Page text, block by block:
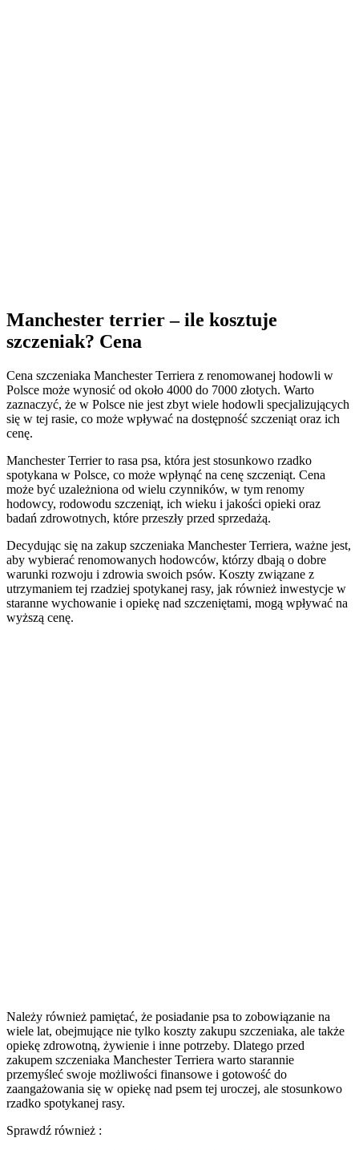
Manchester terrier – ile kosztuje
szczeniak? Cena
Cena szczeniaka Manchester Terriera z renomowanej hodowli w
Polsce może wynosić od około 4000 do 7000 złotych. Warto
zaznaczyć, że w Polsce nie jest zbyt wiele hodowli specjalizujących
się w tej rasie, co może wpływać na dostępność szczeniąt oraz ich
cenę.
Manchester Terrier to rasa psa, która jest stosunkowo rzadko
spotykana w Polsce, co może wpłynąć na cenę szczeniąt. Cena
może być uzależniona od wielu czynników, w tym renomy
hodowcy, rodowodu szczeniąt, ich wieku i jakości opieki oraz
badań zdrowotnych, które przeszły przed sprzedażą.
Decydując się na zakup szczeniaka Manchester Terriera, ważne jest,
aby wybierać renomowanych hodowców, którzy dbają o dobre
warunki rozwoju i zdrowia swoich psów. Koszty związane z
utrzymaniem tej rzadziej spotykanej rasy, jak również inwestycje w
staranne wychowanie i opiekę nad szczeniętami, mogą wpływać na
wyższą cenę.
Należy również pamiętać, że posiadanie psa to zobowiązanie na
wiele lat, obejmujące nie tylko koszty zakupu szczeniaka, ale także
opiekę zdrowotną, żywienie i inne potrzeby. Dlatego przed
zakupem szczeniaka Manchester Terriera warto starannie
przemyśleć swoje możliwości finansowe i gotowość do
zaangażowania się w opiekę nad psem tej uroczej, ale stosunkowo
rzadko spotykanej rasy.
Sprawdź również :